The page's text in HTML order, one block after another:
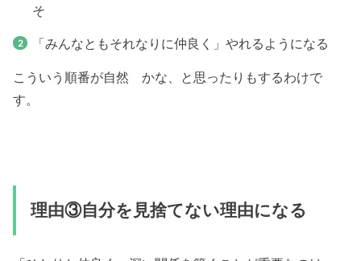
そ
「みんなともそれなりに仲良く」やれるようになる
こういう順番が自然 かな、と思ったりもするわけで
す。
理由③自分を見捨てない理由になる